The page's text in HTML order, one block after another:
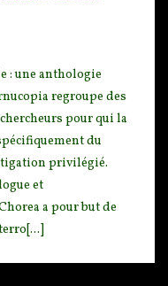
: une anthologie
regroupe des
pour qui la
cifiquement du
privilégié.
et
a pour but de